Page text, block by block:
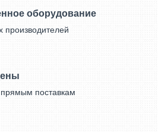
оборудование
производителей
поставкам